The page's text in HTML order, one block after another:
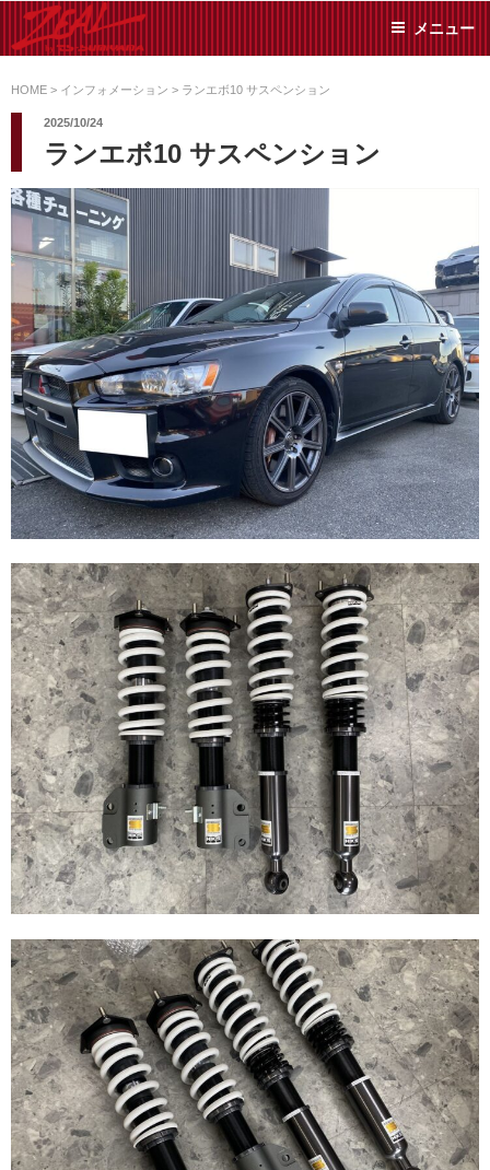
ン
ツ
ス
キ
ッ
プ
SUMIYAMA
た日常メンテから各種チ
ューニングまで、車に関
リーでお任せください!
メニュー
HOME > インフォメーション > ランエボ10 サスペンション
2025/10/24
ランエボ10 サスペンション